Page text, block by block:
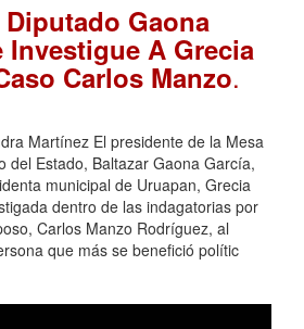
Gaona
Investigue A Grecia
Carlos Manzo.
Martínez El presidente de la Mesa
del Estado, Baltazar Gaona García,
municipal de Uruapan, Grecia
dentro de las indagatorias por
Carlos Manzo Rodríguez, al
que más se benefició polític